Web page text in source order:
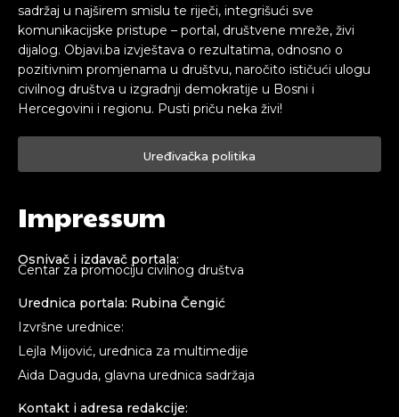
sadržaj u najširem smislu te riječi, integrišući sve
komunikacijske pristupe – portal, društvene mreže, živi
dijalog. Objavi.ba izvještava o rezultatima, odnosno o
pozitivnim promjenama u društvu, naročito ističući ulogu
civilnog društva u izgradnji demokratije u Bosni i
Hercegovini i regionu. Pusti priču neka živi!
Uređivačka politika
Impressum
Osnivač i izdavač portala:
Centar za promociju civilnog društva
Urednica portala: Rubina Čengić
Izvršne urednice:
Lejla Mijović, urednica za multimedije
Aida Daguda, glavna urednica sadržaja
Kontakt i adresa redakcije: